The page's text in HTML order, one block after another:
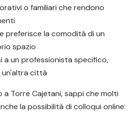
o familiari che rendono
preferisce la comodità di un
spazio
a un professionista specifico,
un'altra città
a Torre Cajetani, sappi che molti
la possibilità di colloqui online: